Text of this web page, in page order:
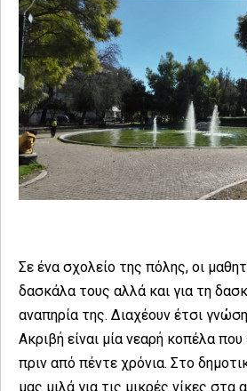
Σε ένα σχολείο της πόλης, οι
δασκάλα τους αλλά και για τη
αναπηρία της. Διαχέουν έτσι
Ακριβή είναι μία νεαρή κοπέλα
πριν από πέντε χρόνια. Στο
μας μιλά για τις μικρές νίκες